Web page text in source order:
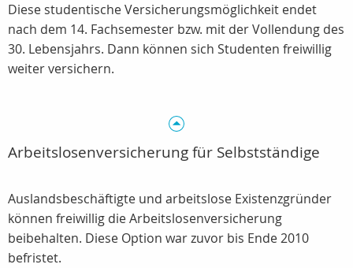
Diese studentische Versicherungsmöglichkeit endet
nach dem 14. Fachsemester bzw. mit der Vollendung des
30. Lebensjahrs. Dann können sich Studenten freiwillig
weiter versichern.
Arbeitslosenversicherung für Selbstständige
Auslandsbeschäftigte und arbeitslose Existenzgründer
können freiwillig die Arbeitslosenversicherung
beibehalten. Diese Option war zuvor bis Ende 2010
befristet.